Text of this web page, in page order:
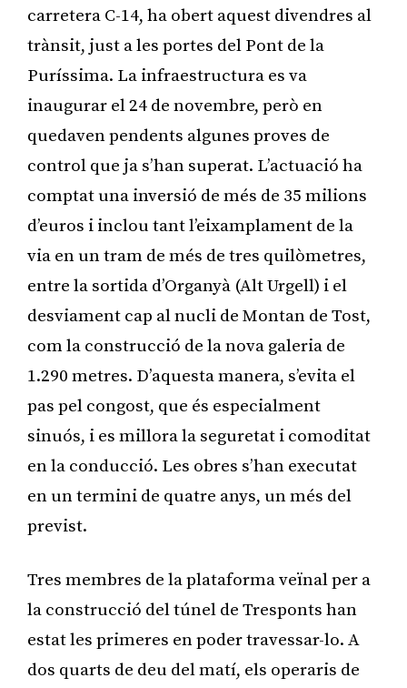
carretera C-14, ha obert aquest divendres al
trànsit, just a les portes del Pont de la
Puríssima. La infraestructura es va
inaugurar el 24 de novembre, però en
quedaven pendents algunes proves de
control que ja s’han superat. L’actuació ha
comptat una inversió de més de 35 milions
d’euros i inclou tant l’eixamplament de la
via en un tram de més de tres quilòmetres,
entre la sortida d’Organyà (Alt Urgell) i el
desviament cap al nucli de Montan de Tost,
com la construcció de la nova galeria de
1.290 metres. D’aquesta manera, s’evita el
pas pel congost, que és especialment
sinuós, i es millora la seguretat i comoditat
en la conducció. Les obres s’han executat
en un termini de quatre anys, un més del
previst.
Tres membres de la plataforma veïnal per a
la construcció del túnel de Tresponts han
estat les primeres en poder travessar-lo. A
dos quarts de deu del matí, els operaris de